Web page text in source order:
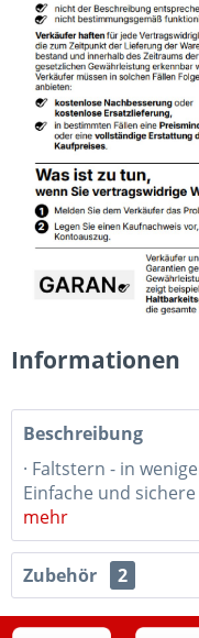
Informationen
Beschreibung
· Faltstern - in
Einfache und
mehr
Zubehör 2